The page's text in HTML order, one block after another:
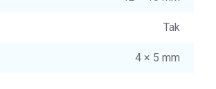
Tak
4 × 5 mm